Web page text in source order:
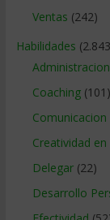
Ventas (242)
Habilidades
Coaching(101)
Creatividad
Delegar(22)
Desarrollo